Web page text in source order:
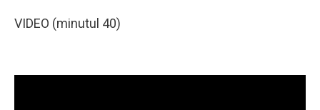
VIDEO (minutul 40)